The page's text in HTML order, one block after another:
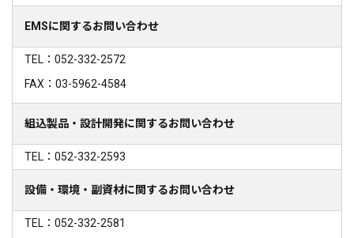
EMSに関するお問い合わせ
TEL：052-332-2572
FAX：03-5962-4584
組込製品・設計開発に関するお問い合わせ
TEL：052-332-2593
設備・環境・副資材に関するお問い合わせ
TEL：052-332-2581